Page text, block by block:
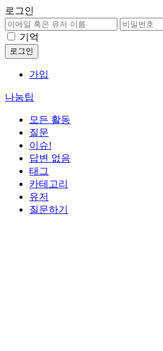
로그인
기억
가입
나눔팁
모든 활동
질문
이슈!
답변 없음
태그
카테고리
유저
질문하기